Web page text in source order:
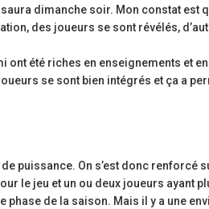
dimanche soir. Mon constat est
des joueurs se sont révélés,
ont été riches en enseignements et
se sont bien intégrés et ça a
puissance. On s’est donc renforcé
le jeu et un ou deux joueurs ayant
phase de la saison. Mais il y a une